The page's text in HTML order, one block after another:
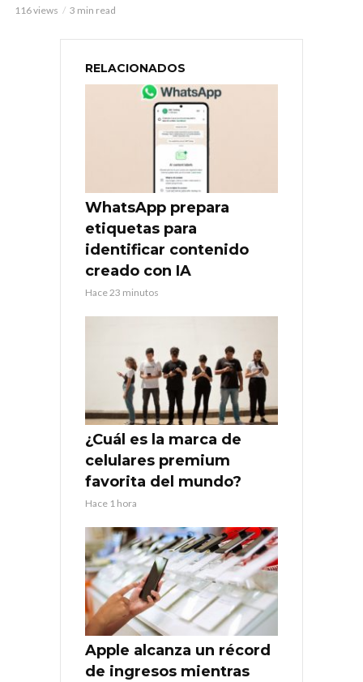
116 views 3 min read
RELACIONADOS
WhatsApp prepara
etiquetas para
identificar contenido
creado con IA
Hace 23 minutos
¿Cuál es la marca de
celulares premium
favorita del mundo?
Hace 1 hora
Apple alcanza un récord
de ingresos mientras